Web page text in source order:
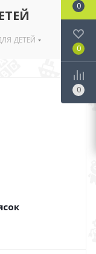
ДЕТЕЙ
0
0
0